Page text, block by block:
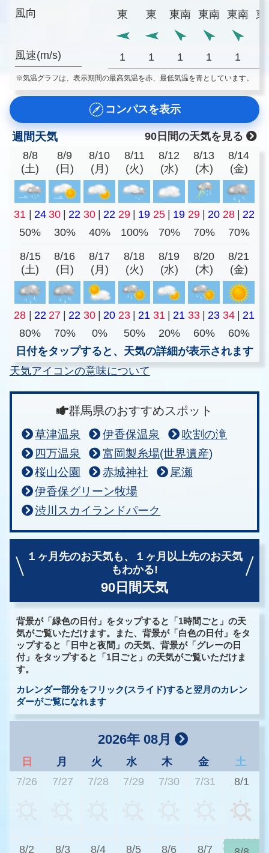
風向
風速(m/s)
東
東 東南 東南 東南 東
1 1 1 1 1
※気温グラフは、表示期間の最高気温を赤、最低気温を青としています。
コンパスを表示
週間天気
90日間の天気を見る
8/8
(土)
8/9
(日)
8/10
(月)
8/11
(火)
8/12
(水)
8/13
(木)
8/14
(金)
31 | 24 30 | 22 30 | 22 29 | 19 25 | 19 29 | 20 28 | 22
50%
30% 40% 100% 70% 70% 70%
8/15
(土)
8/16
(日)
8/17
(月)
8/18
(火)
8/19
(水)
8/20
(木)
8/21
(金)
28 | 22 27 | 22 30 | 20 23 | 21 31 | 21 33 | 23 34 | 21
80%
70% 0% 50% 20% 60%
60%
日付をタップすると、天気の詳細が表示されます
天気アイコンの意味について
群馬県のおすすめスポット
草津温泉 伊香保温泉
吹割の滝
四万温泉
富岡製糸場(世界遺産)
桜山公園
赤城神社
尾瀬
伊香保グリーン牧場
渋川スカイランドパーク
１ヶ月先のお天気も、
１ヶ月以上先のお天気
もわかる!
90日間天気
背景が「緑色の日付」をタップすると「1時間ごと」の天
気がご覧いただけます。また、背景が「白色の日付」をタ
ップすると「日中と夜間」の天気、背景が「グレーの日
付」をタップすると「1日ごと」の天気がご覧いただけま
す。
カレンダー部分をフリック(スライド)すると翌月のカレン
ダーがご覧になれます
2026年 08月
日 月 火 水 木 金
土
7/26
7/27 7/28 7/29 7/30 7/31 8/1
8/2 8/3 8/4 8/5 8/6 8/7